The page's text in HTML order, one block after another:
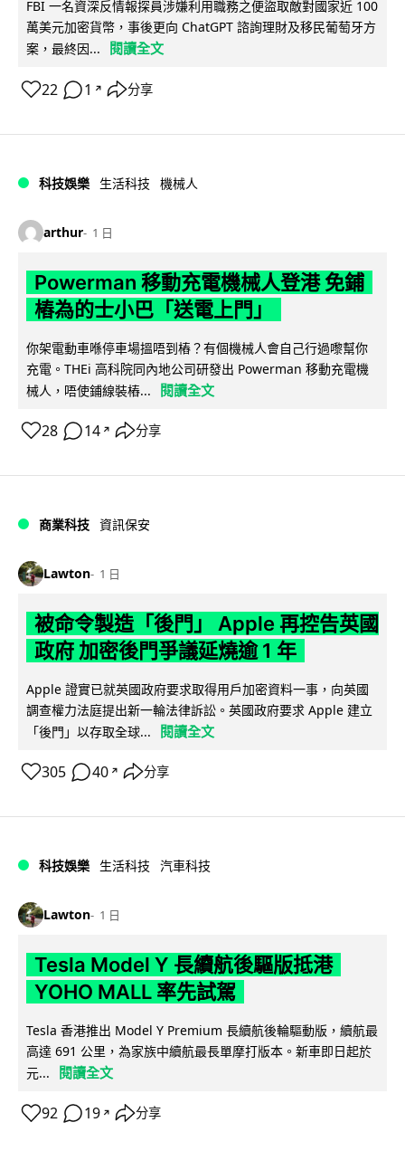
FBI 一名資深反情報探員涉嫌利用職務之便盜取敵對國家近 100
萬美元加密貨幣，事後更向 ChatGPT 諮詢理財及移民葡萄牙方
案，最終因...
閱讀全文
22 1 ↗ 分享
科技娛樂 生活科技 機械人
arthur 1 日
Powerman 移動充電機械人登港 免鋪
樁為的士小巴「送電上門」
你架電動車喺停車場搵唔到樁？有個機械人會自己行過嚟幫你
充電。THEi 高科院同內地公司研發出 Powerman 移動充電機
械人，唔使鋪線裝樁...
閱讀全文
28 14 ↗ 分享
商業科技 資訊保安
Lawton 1 日
被命令製造「後門」 Apple 再控告英國
政府 加密後門爭議延燒逾 1 年
Apple 證實已就英國政府要求取得用戶加密資料一事，向英國
調查權力法庭提出新一輪法律訴訟。英國政府要求 Apple 建立
「後門」以存取全球...
閱讀全文
305 40 ↗ 分享
科技娛樂 生活科技 汽車科技
Lawton 1 日
Tesla Model Y 長續航後驅版抵港
YOHO MALL 率先試駕
Tesla 香港推出 Model Y Premium 長續航後輪驅動版，續航最
高達 691 公里，為家族中續航最長單摩打版本。新車即日起於
元...
閱讀全文
92 19 ↗ 分享